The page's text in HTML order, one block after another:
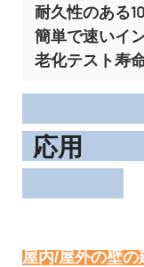
耐久性のある
簡単で速いイ
老化テスト寿
屋内/屋外の壁の